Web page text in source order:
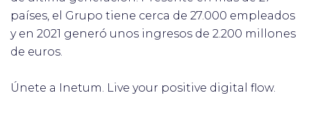
países, el Grupo tiene cerca de 27.000 empleados
y en 2021 generó unos ingresos de 2.200 millones
de euros.
Únete a Inetum. Live your positive digital flow.